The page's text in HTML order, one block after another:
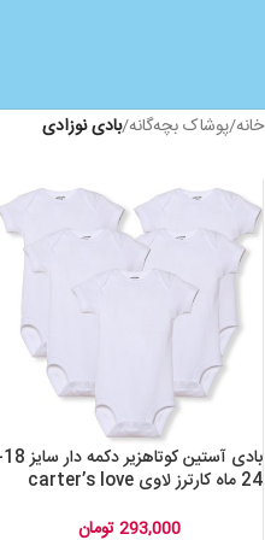
خانه/پوشاک بچه‌گانه/بادی نوزادی
بادی آستین
24 ماه کارترز لاوی carter’s love
293,000تومان